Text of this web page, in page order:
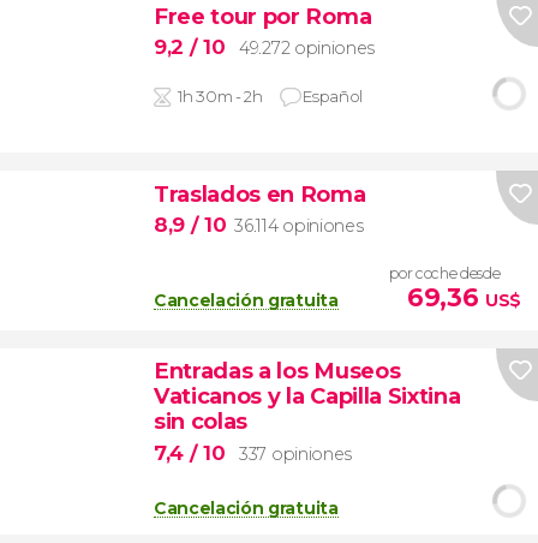
Free tour por Roma
9,2 / 10 49.272 opiniones
1h 30m - 2h Español
Traslados en Roma
8,9 / 10 36.114 opiniones
Cancelación gratuita
por coche desde
69,36 US$
Entradas a los Museos
Vaticanos y la Capilla Sixtina
sin colas
7,4 / 10 337 opiniones
Cancelación gratuita